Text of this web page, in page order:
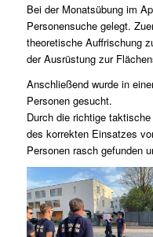
Bei der Monatsübung im
Personensuche gelegt.
theoretische Auffrischung
der Ausrüstung zur
Anschließend wurde in
Personen gesucht.
Durch die richtige
des korrekten Einsatzes
Personen rasch gefunden